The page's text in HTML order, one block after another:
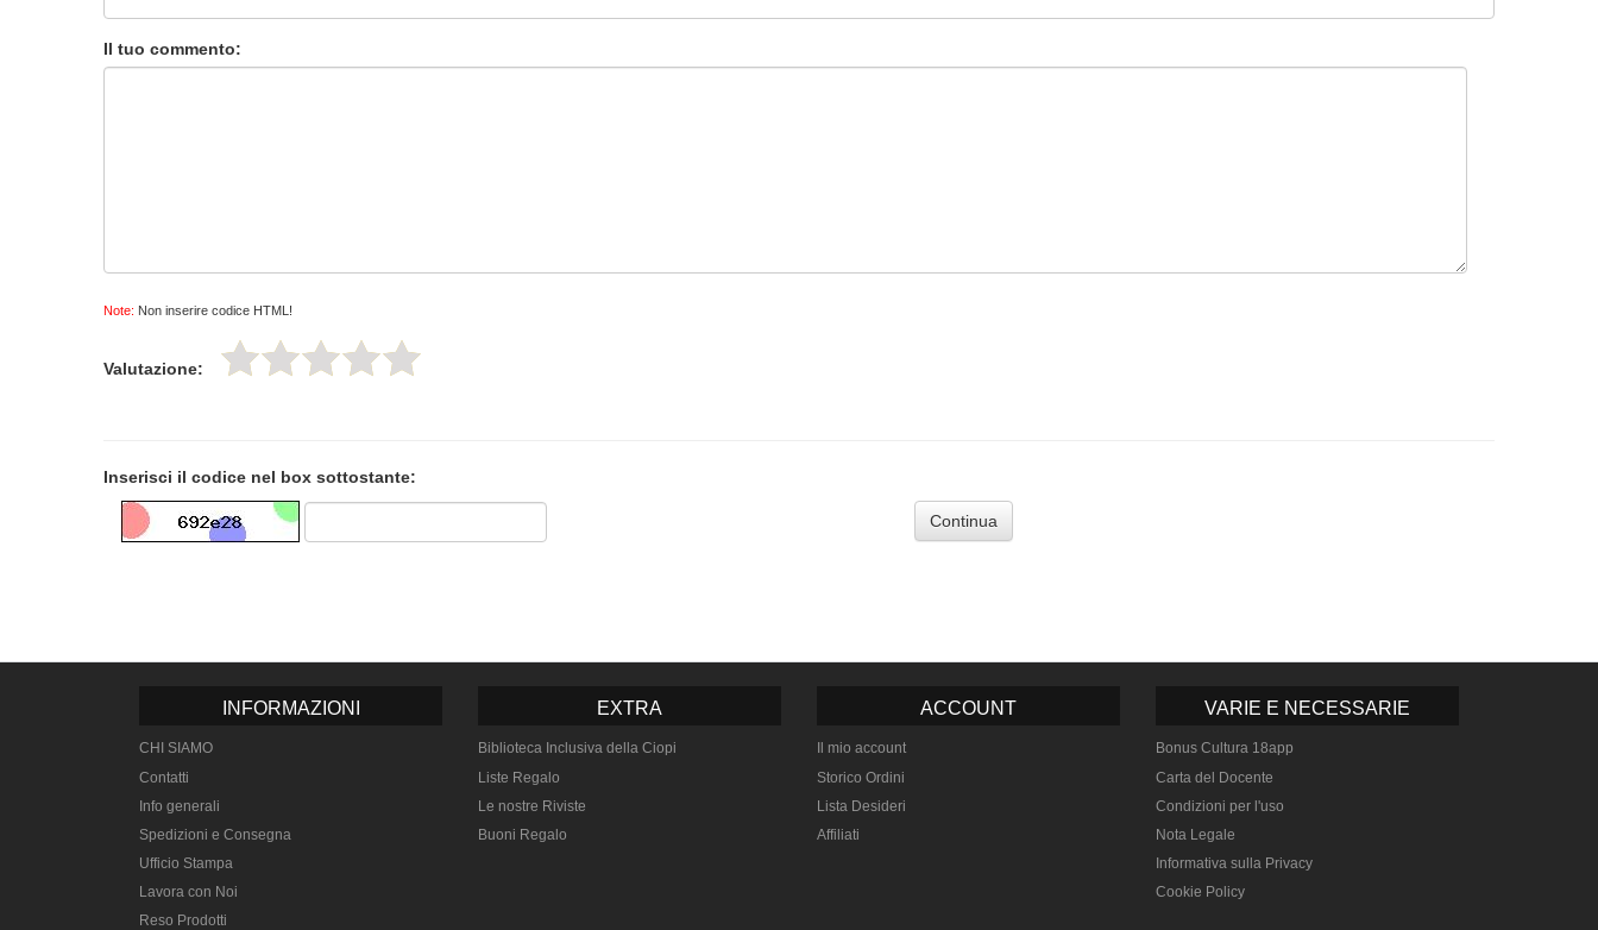
Il tuo commento:
Note: Non inserire codice HTML!
Valutazione:
Inserisci il codice nel box sottostante:
Continua
INFORMAZIONI
CHI SIAMO
Contatti
Info generali
Spedizioni e Consegna
Ufficio Stampa
Lavora con Noi
Reso Prodotti
EXTRA
Biblioteca Inclusiva della Ciopi
Liste Regalo
Le nostre Riviste
Buoni Regalo
ACCOUNT
Il mio account
Storico Ordini
Lista Desideri
Affiliati
VARIE E NECESSARIE
Bonus Cultura 18app
Carta del Docente
Condizioni per l'uso
Nota Legale
Informativa sulla Privacy
Cookie Policy